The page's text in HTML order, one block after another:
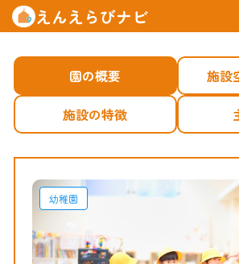
えんえらびナビ
園の概要
施設
施設の特徴
幼稚園